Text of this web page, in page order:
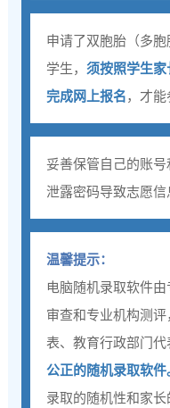
申请了双胞胎（多
学生， 须按照学生
完成网上报名，才能
妥善保管自己的账
泄露密码导致志愿信
温馨提示：
电脑随机录取软件
审查和专业机构测
表、教育行政部门代
公正的随机录取软件
录取的随机性和家